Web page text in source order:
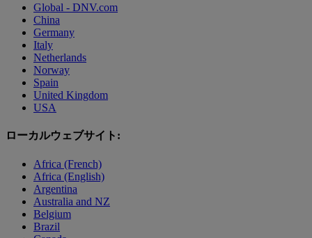
Global - DNV.com
China
Germany
Italy
Netherlands
Norway
Spain
United Kingdom
USA
ローカルウェブサイト:
Africa (French)
Africa (English)
Argentina
Australia and NZ
Belgium
Brazil